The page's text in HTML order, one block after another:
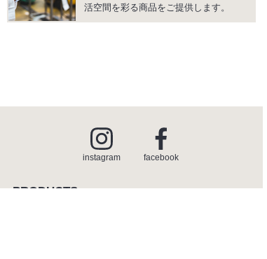
活空間を彩る商品をご提供します。
instagram facebook
PRODUCTS